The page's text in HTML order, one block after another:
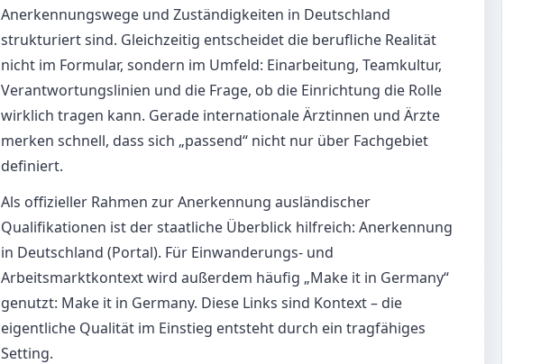
Anerkennungswege und Zuständigkeiten in Deutschland
strukturiert sind. Gleichzeitig entscheidet die berufliche Realität
nicht im Formular, sondern im Umfeld: Einarbeitung, Teamkultur,
Verantwortungslinien und die Frage, ob die Einrichtung die Rolle
wirklich tragen kann. Gerade internationale Ärztinnen und Ärzte
merken schnell, dass sich „passend“ nicht nur über Fachgebiet
definiert.
Als offizieller Rahmen zur Anerkennung ausländischer
Qualifikationen ist der staatliche Überblick hilfreich: Anerkennung
in Deutschland (Portal). Für Einwanderungs- und
Arbeitsmarktkontext wird außerdem häufig „Make it in Germany“
genutzt: Make it in Germany. Diese Links sind Kontext – die
eigentliche Qualität im Einstieg entsteht durch ein tragfähiges
Setting.